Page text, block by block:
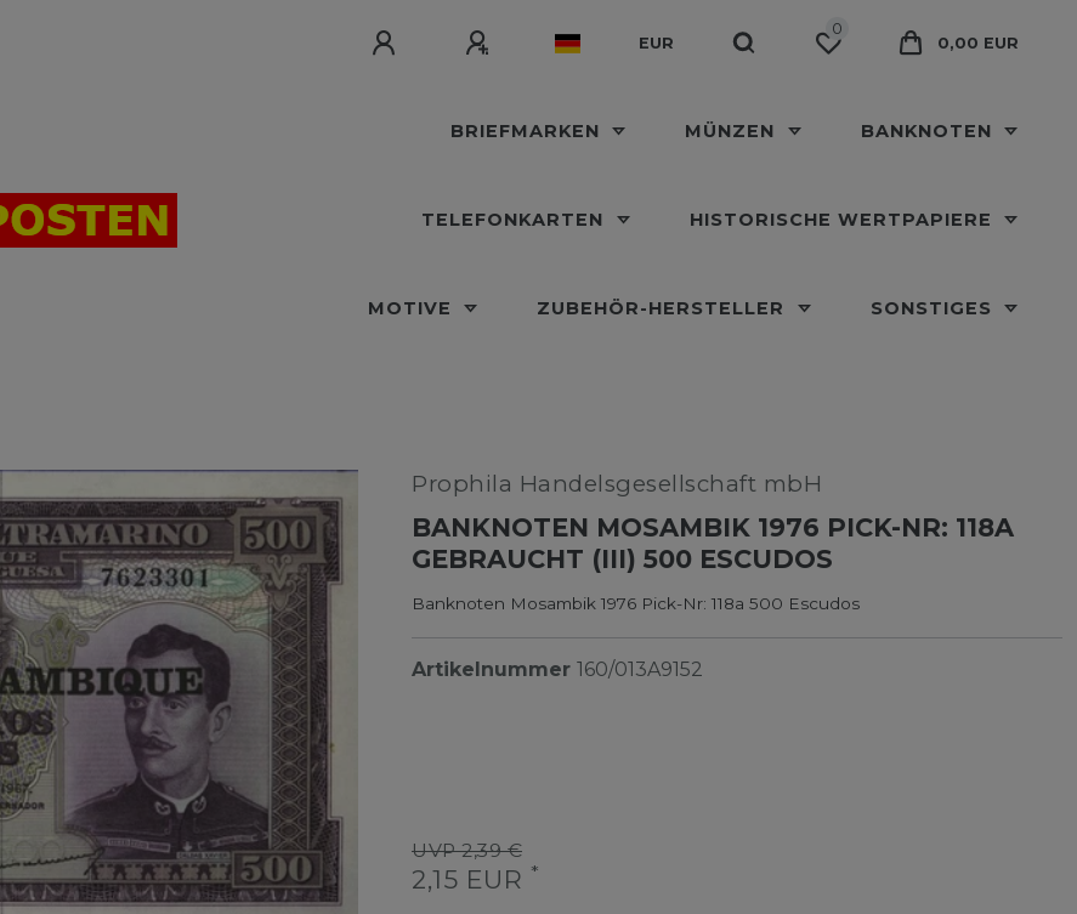
EUR
0
0,00 EUR
BRIEFMARKEN MÜNZEN BANKNOTEN
TELEFONKARTEN HISTORISCHE WERTPAPIERE
MOTIVE ZUBEHÖR-HERSTELLER SONSTIGES
Prophila Handelsgesellschaft mbH
BANKNOTEN MOSAMBIK 1976 PICK-NR: 118A
GEBRAUCHT (III) 500 ESCUDOS
Banknoten Mosambik 1976 Pick-Nr: 118a 500 Escudos
Artikelnummer 160/013A9152
UVP 2,39 €
2,15 EUR *